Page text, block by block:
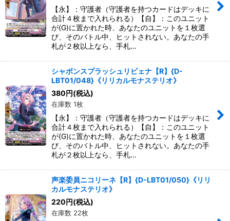
【永】：守護者（守護者を持つカードはデッキに
合計４枚まで入れられる）【自】：このユニット
が(G)に置かれた時、あなたのユニットを１枚選
び、そのバトル中、ヒットされない。あなたの手
札が２枚以上なら、手札…
シャボンスプラッシュリビェナ【R】{D-
LBT01/048}《リリカルモナステリオ》
380円(税込)
在庫数 1枚
【永】：守護者（守護者を持つカードはデッキに
合計４枚まで入れられる）【自】：このユニット
が(G)に置かれた時、あなたのユニットを１枚選
び、そのバトル中、ヒットされない。あなたの手
札が２枚以上なら、手札…
声楽委員ニコリーネ【R】{D-LBT01/050}《リリ
カルモナステリオ》
220円(税込)
在庫数 22枚